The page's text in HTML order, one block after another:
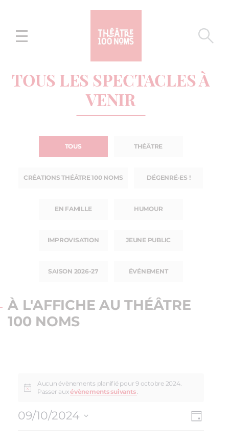
menu
TOUS LES SPECTACLES À
VENIR
TOUS THÉÂTRE
CRÉATIONS THÉÂTRE 100 NOMS DÉGENRÉ·ES !
EN FAMILLE HUMOUR
IMPROVISATION JEUNE PUBLIC
SAISON 2026-27 ÉVÉNEMENT
À L'AFFICHE AU THÉÂTRE
100 NOMS
Aucun évènements planifié pour 9 octobre 2024.
Passer auxévènements suivants
Jour
09/10/2024